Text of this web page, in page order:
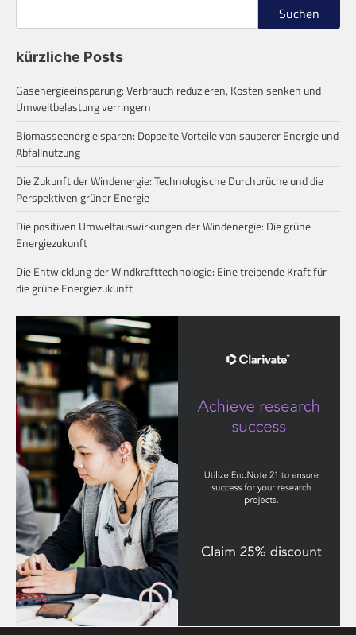
Suchen
kürzliche Posts
Gasenergieeinsparung: Verbrauch reduzieren, Kosten senken und
Umweltbelastung verringern
Biomasseenergie sparen: Doppelte Vorteile von sauberer Energie und
Abfallnutzung
Die Zukunft der Windenergie: Technologische Durchbrüche und die
Perspektiven grüner Energie
Die positiven Umweltauswirkungen der Windenergie: Die grüne
Energiezukunft
Die Entwicklung der Windkrafttechnologie: Eine treibende Kraft für
die grüne Energiezukunft